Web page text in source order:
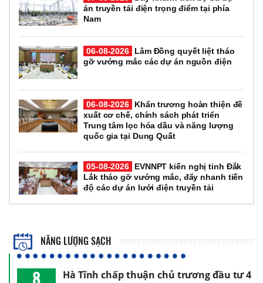
án truyền tải điện trọng điểm tại phía
Nam
06-08-2026
Lâm Đồng quyết liệt tháo
gỡ vướng mắc các dự án nguồn điện
06-08-2026
Khẩn trương hoàn thiện đề
xuất cơ chế, chính sách phát triển
Trung tâm lọc hóa dầu và năng lượng
quốc gia tại Dung Quất
05-08-2026
EVNNPT kiến nghị tỉnh Đắk
Lắk tháo gỡ vướng mắc, đẩy nhanh tiến
độ các dự án lưới điện truyền tải
NĂNG LƯỢNG SẠCH
8
Hà Tĩnh chấp thuận chủ trương đầu tư 4